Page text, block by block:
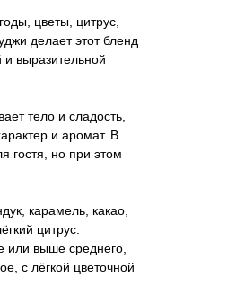
цветы, цитрус,
делает этот бленд
выразительной
тело и сладость,
и аромат. В
гостя, но при этом
карамель, какао,
цитрус.
или выше среднего,
с лёгкой цветочной